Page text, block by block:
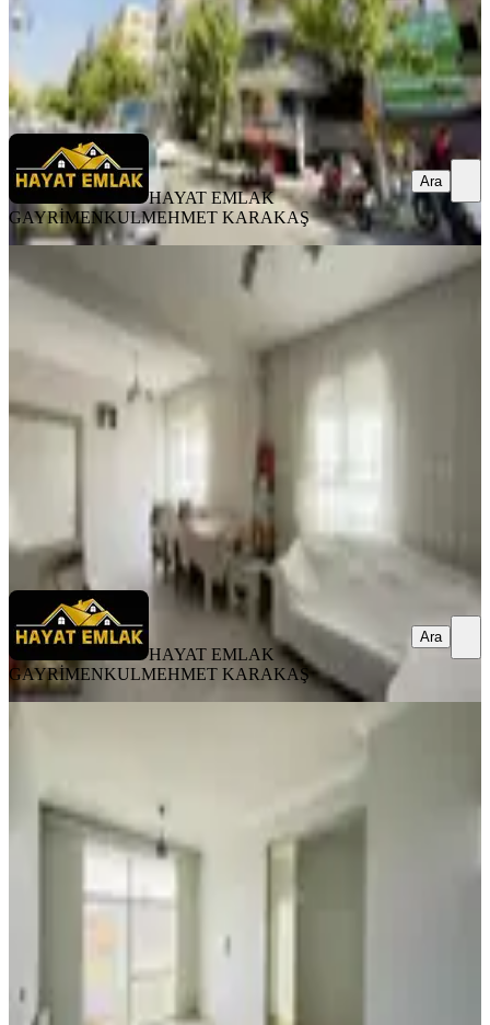
HAYAT EMLAK GAYRİMENKULMEHMET KARAKAŞ
Ara
HAYAT EMLAK
GAYRİMENKULMEHMET KARAKAŞ
Ara
%
Hayat Emlak'tan Turgut Özal Parkı
Yanı 2+1 Temiz Bakımlı Son Kat
Haliliye, Ulubatlı Mahallesi
2+1
130 m² 06.08.2026
1.370.000 ₺
HAYAT EMLAK GAYRİMENKUL MEHMET KARAKAŞ
HAYAT EMLAK
GAYRİMENKULMEHMET KARAKAŞ
Ara
Hayat Emlak'tan Şehir Hastanesi
Haliliye, Dağeteği Mahallesi
2+1·90 m² 2. Kat· 06.08.2026
HAYAT EMLAK GAYRİMENKUL
Ara